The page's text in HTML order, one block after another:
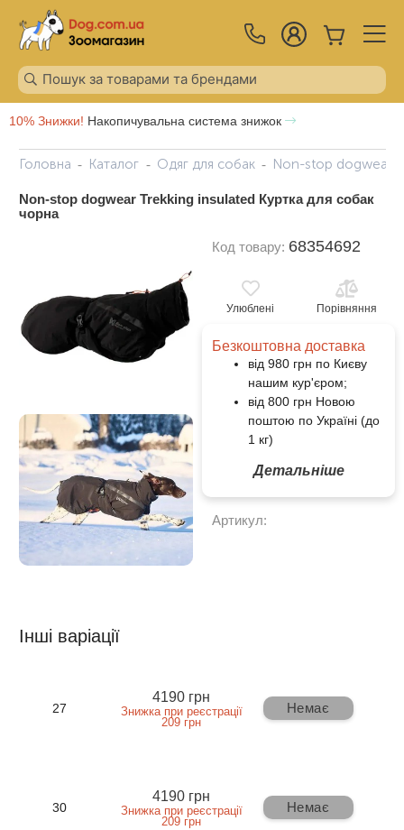
10% Знижки! Накопичувальна система знижок
Головна Каталог Одяг для собак Non-stop dogwear
Non-stop dogwear Trekking insulated Куртка для собак
чорна
Код товару: 68354692
Улюблені Порівняння
Безкоштовна доставка
від 980 грн по Києву
нашим кур'єром;
від 800 грн Новою
поштою по Україні (до
1 кг)
Детальніше
Артикул:
Інші варіації
27
4190 грн
Знижка при реєстрації
209 грн
Немає
30
4190 грн
Знижка при реєстрації
209 грн
Немає